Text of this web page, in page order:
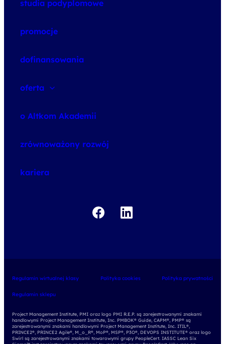
studia podyplomowe
promocje
dofinansowania
oferta
o Altkom Akademii
zrównoważony rozwój
kariera
Regulamin wirtualnej klasy Polityka cookies Polityka prywatności
Regulamin sklepu
Project Management Institute, PMI oraz logo PMI R.E.P. są zarejestrowanymi znakami
handlowymi Project Management Institute, Inc. PMBOK® Guide, CAPM®, PMP® są
zarejestrowanymi znakami handlowymi Project Management Institute, Inc. ITIL®,
PRINCE2®, PRINCE2 Agile®, M_o_R®, MoP®, MSP®, P3O®, DEVOPS INSTITUTE® oraz logo
Swirl są zarejestrowanymi znakami towarowymi grupy PeopleCert. IASSC Lean Six